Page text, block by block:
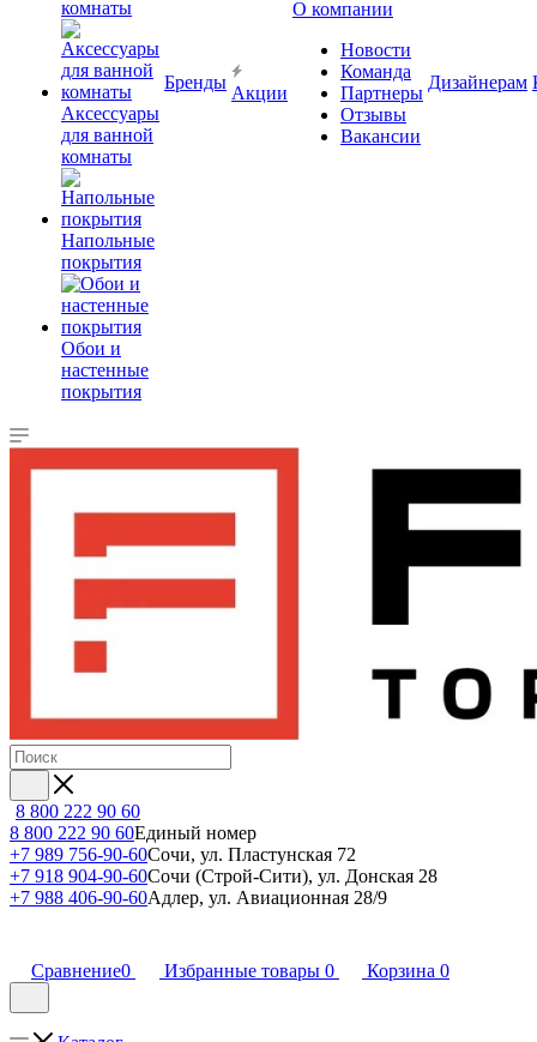
комнаты
Аксессуары
для ванной
комнаты
Напольные
покрытия
Обои и
настенные
покрытия
Бренды
Акции
О компании
Новости
Команда
Партнеры
Отзывы
Вакансии
Дизайнерам
8 800 222 90 60
8 800 222 90 60Единый номер
+7 989 756-90-60Сочи, ул. Пластунская 72
+7 918 904-90-60Сочи (Строй-Сити), ул. Донская 28
+7 988 406-90-60Адлер, ул. Авиационная 28/9
Сравнение0 Избранные товары 0 Корзина 0